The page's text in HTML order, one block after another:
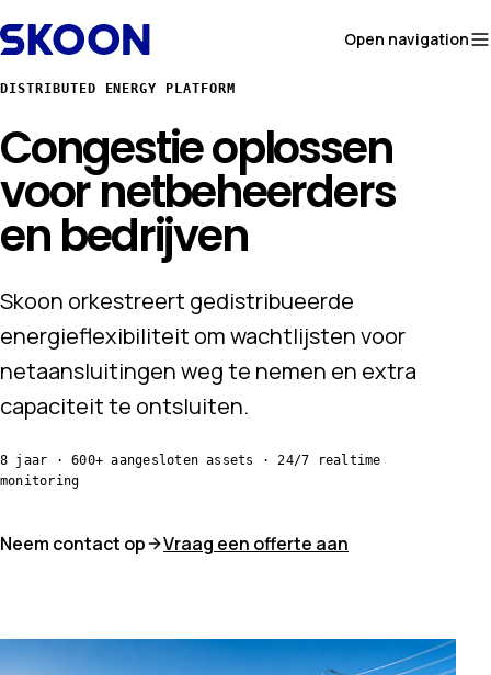
Open navigation
DISTRIBUTED ENERGY PLATFORM
Congestie oplossen
voornetbeheerders
en bedrijven
Skoon orkestreert gedistribueerde
energieflexibiliteit om wachtlijsten voor
netaansluitingen weg te nemen en extra
capaciteit te ontsluiten.
8 jaar · 600+ aangesloten assets · 24/7 realtime
monitoring
Neem contact op Vraag een offerte aan